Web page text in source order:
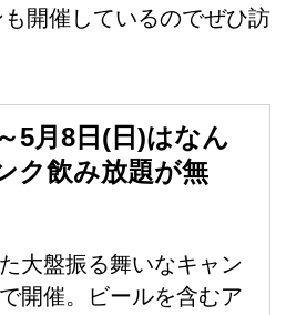
開催しているのでぜひ訪
5月8日(日)はなん
ク飲み放題が無
大盤振る舞いなキャン
開催。ビールを含むア